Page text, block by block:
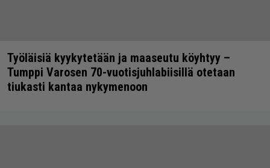
Työläisiä kyykytetään ja maaseutu köyhtyy –
Tumppi Varosen 70-vuotisjuhlabiisillä otetaan
tiukasti kantaa nykymenoon